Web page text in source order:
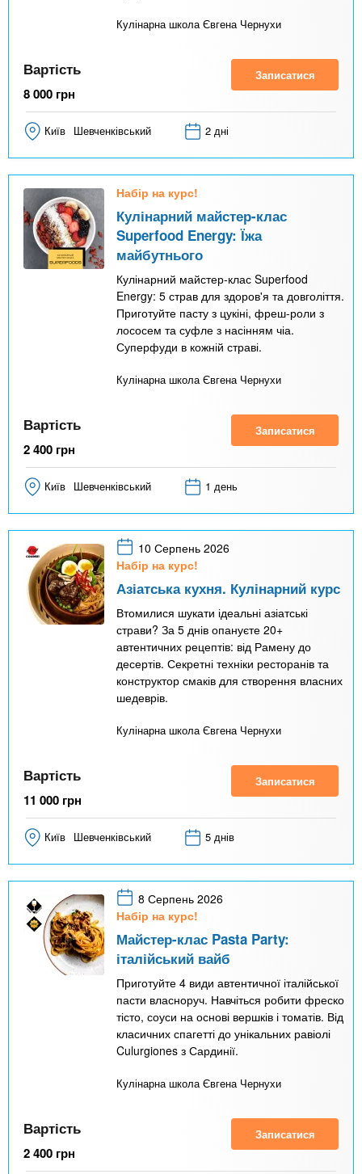
Кулінарна школа Євгена Чернухи
Вартість
8 000 грн
Записатися
Київ Шевченківський 2 дні
Набір на курс!
Кулінарний майстер-клас
Superfood Energy: Їжа
майбутнього
Кулінарний майстер-клас Superfood
Energy: 5 страв для здоров'я та довголіття.
Приготуйте пасту з цукіні, фреш-роли з
лососем та суфле з насінням чіа.
Суперфуди в кожній страві.
Кулінарна школа Євгена Чернухи
Вартість
2 400 грн
Записатися
Київ Шевченківський 1 день
10 Серпень 2026
Набір на курс!
Азіатська кухня. Кулінарний курс
Втомилися шукати ідеальні азіатські
страви? За 5 днів опануєте 20+
автентичних рецептів: від Рамену до
десертів. Секретні техніки ресторанів та
конструктор смаків для створення власних
шедеврів.
Кулінарна школа Євгена Чернухи
Вартість
11 000 грн
Записатися
Київ Шевченківський 5 днів
8 Серпень 2026
Набір на курс!
Майстер-клас Pasta Party:
італійський вайб
Приготуйте 4 види автентичної італійської
пасти власноруч. Навчіться робити фреско
тісто, соуси на основі вершків і томатів. Від
класичних спагетті до унікальних равіолі
Culurgiones з Сардинії.
Кулінарна школа Євгена Чернухи
Вартість
2 400 грн
Записатися